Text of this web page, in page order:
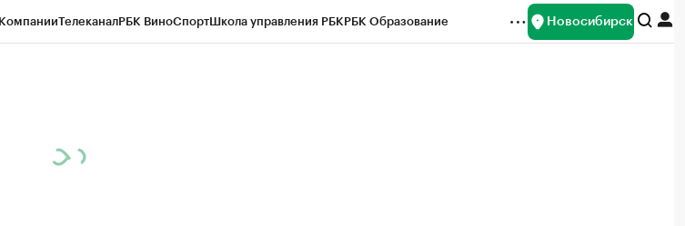
ТелеканалРБК ВиноСпортШкола управления РБКРБК Образование Новосибирск